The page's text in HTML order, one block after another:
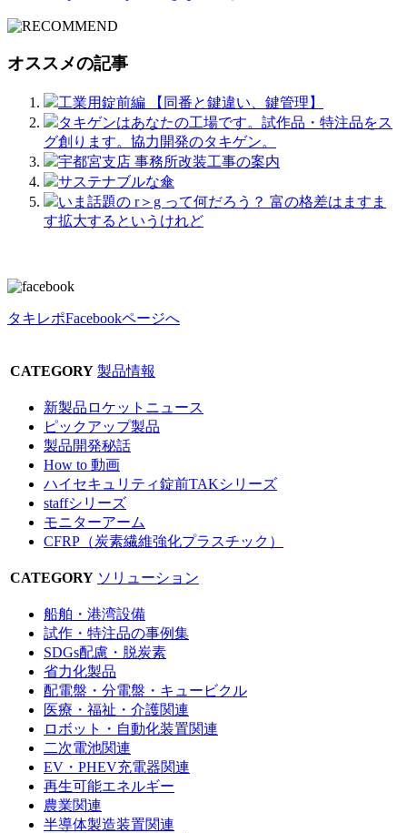
オススメの記事
工業用錠前編 【同番と鍵違い、鍵管理】
タキゲンはあなたの工場です。試作品・特注品をス
グ創ります。協力開発のタキゲン。
宇都宮支店 事務所改装工事の案内
サステナブルな傘
いま話題の r＞g って何だろう？ 富の格差はますま
す拡大するというけれど
タキレポFacebookページへ
CATEGORY 製品情報
新製品ロケットニュース
ピックアップ製品
製品開発秘話
How to 動画
ハイセキュリティ錠前TAKシリーズ
staffシリーズ
モニターアーム
CFRP（炭素繊維強化プラスチック）
CATEGORY ソリューション
船舶・港湾設備
試作・特注品の事例集
SDGs配慮・脱炭素
省力化製品
配電盤・分電盤・キュービクル
医療・福祉・介護関連
ロボット・自動化装置関連
二次電池関連
EV・PHEV充電器関連
再生可能エネルギー
農業関連
半導体製造装置関連